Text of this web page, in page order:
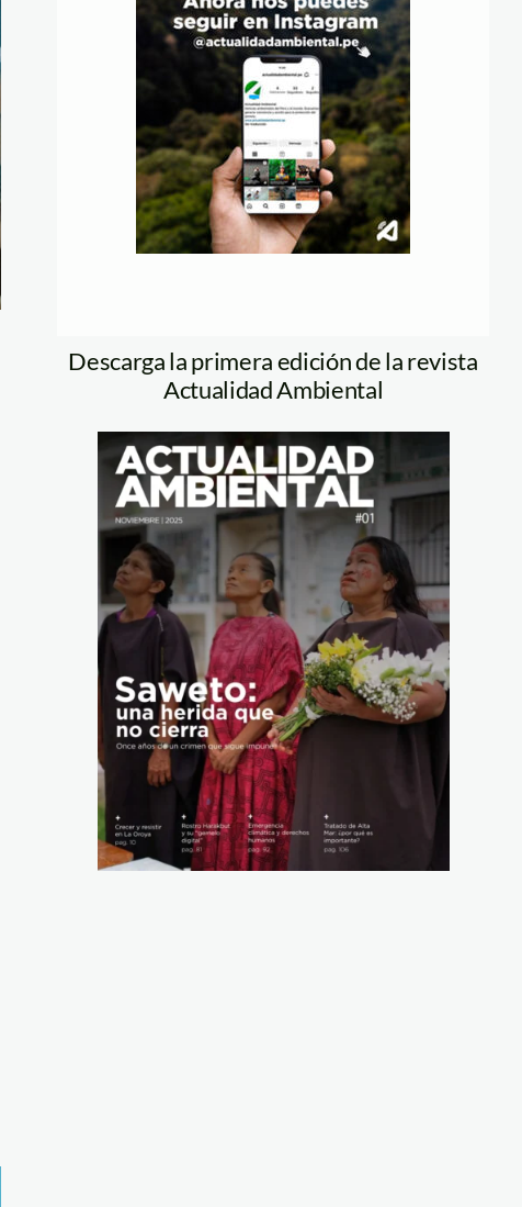
Descarga la primera edición de la revista
Actualidad Ambiental